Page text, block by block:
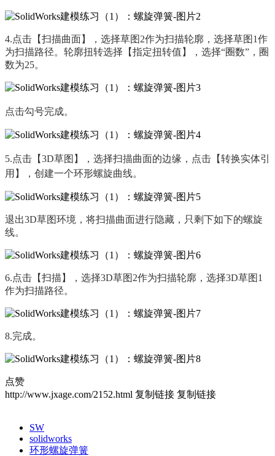
4.点击【扫描曲面】，选择草图 2作为扫描轮廓，选择草图 1作
为扫描路径。轮廓扭转选择【指定扭转值】，选择“圈数”，圈
数为25。
点击勾号完成。
5.点击【3D草图】，选择扫描曲面的边缘，点击【转换实体引
用】，创建一个环形螺旋曲线。
退出3D草图环境，将扫描曲面进行隐藏，只剩下如下的螺旋
线。
6.点击【扫描】，选择3D草图 2作为扫描轮廓，选择3D草图 1
作为扫描路径。
8.完成。
点赞
http://www.jxage.com/2152.html 复制链接 复制链接
SW
solidworks
环形螺旋弹簧